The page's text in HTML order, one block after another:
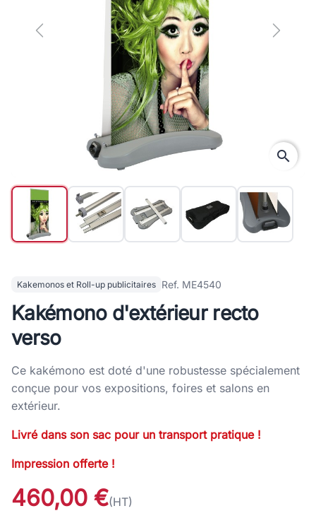
Previous Next
search
Kakemonos et Roll-up publicitaires Ref. ME4540
Kakémono d'extérieur recto
verso
Ce kakémono est doté d'une robustesse spécialement
conçue pour vos expositions, foires et salons en
extérieur.
Livré dans son sac pour un transport pratique !
Impression offerte !
460,00 €(HT)